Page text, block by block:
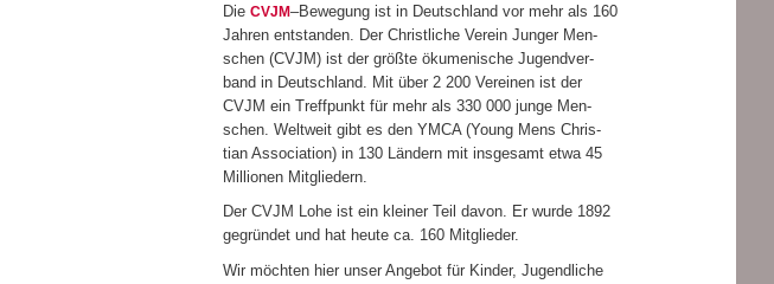
DieCVJM–Bewe­gung ist in Deutsch­land vor mehr als 160
Jah­ren ent­stan­den. Der Christ­li­che Ver­ein Jun­ger Men­
schen (CVJM) ist der größte öku­me­ni­sche Jugend­ver­
band in Deutsch­land. Mit über 2 200 Ver­ei­nen ist der
CVJM ein Treff­punkt für mehr als 330 000 junge Men­
schen. Welt­weit gibt es den YMCA (Young Mens Chris­
tian Asso­cia­tion) in 130 Län­dern mit ins­ge­samt etwa 45
Mil­lio­nen Mitgliedern.
Der CVJM Lohe ist ein klei­ner Teil davon. Er wurde 1892
gegrün­det und hat heute ca. 160 Mitglieder.
Wir möch­ten hier unser Ange­bot für Kin­der, Jugend­li­che